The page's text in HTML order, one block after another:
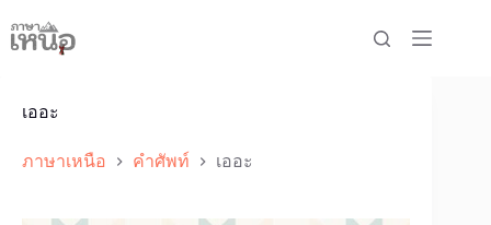
to
content
เออะ
ภาษาเหนือ คำศัพท์ เออะ